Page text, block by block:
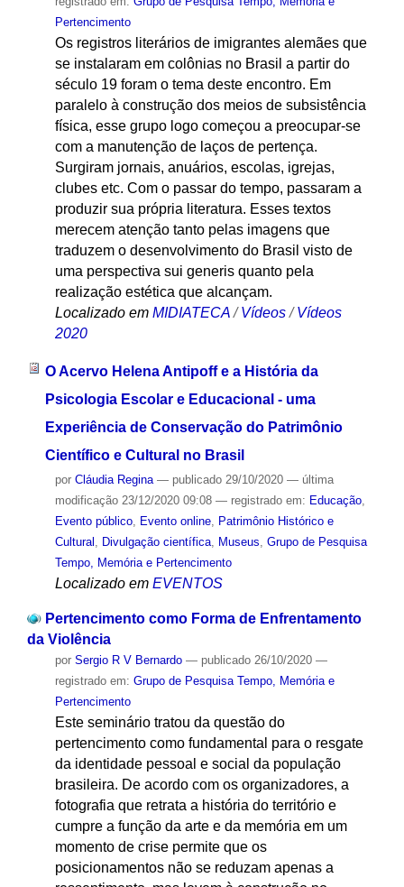
Pertencimento
Os registros literários de imigrantes alemães que
se instalaram em colônias no Brasil a partir do
século 19 foram o tema deste encontro. Em
paralelo à construção dos meios de subsistência
física, esse grupo logo começou a preocupar-se
com a manutenção de laços de pertença.
Surgiram jornais, anuários, escolas, igrejas,
clubes etc. Com o passar do tempo, passaram a
produzir sua própria literatura. Esses textos
merecem atenção tanto pelas imagens que
traduzem o desenvolvimento do Brasil visto de
uma perspectiva sui generis quanto pela
realização estética que alcançam.
Localizado em MIDIATECA /Vídeos /Vídeos
2020
O Acervo Helena Antipoff e a História da
Psicologia Escolar e Educacional - uma
Experiência de Conservação do Patrimônio
Científico e Cultural no Brasil
por Cláudia Regina — publicado29/10/2020 — última
modificação23/12/2020 09:08 — registrado em: Educação,
Evento público, Evento online, Patrimônio Histórico e
Cultural , Divulgação científica, Museus, Grupo de Pesquisa
Tempo, Memória e Pertencimento
Localizado em EVENTOS
Pertencimento como Forma de Enfrentamento
da Violência
por Sergio R V Bernardo — publicado26/10/2020 —
registrado em: Grupo de Pesquisa Tempo, Memória e
Pertencimento
Este seminário tratou da questão do
pertencimento como fundamental para o resgate
da identidade pessoal e social da população
brasileira. De acordo com os organizadores, a
fotografia que retrata a história do território e
cumpre a função da arte e da memória em um
momento de crise permite que os
posicionamentos não se reduzam apenas a